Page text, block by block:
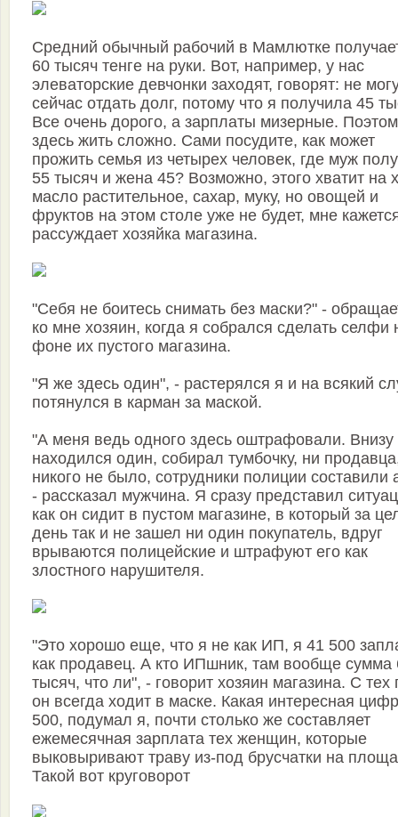
Средний обычный рабочий в Мамлютке
60 тысяч тенге на руки. Вот, например, у нас
элеваторские девчонки заходят, говорят: не
сейчас отдать долг, потому что я получила 45
Все очень дорого, а зарплаты мизерные.
здесь жить сложно. Сами посудите, как может
прожить семья из четырех человек, где муж
55 тысяч и жена 45? Возможно, этого хватит на
масло растительное, сахар, муку, но овощей и
фруктов на этом столе уже не будет, мне
рассуждает хозяйка магазина.
"Себя не боитесь снимать без маски?" -
ко мне хозяин, когда я собрался сделать селфи
фоне их пустого магазина.
"Я же здесь один", - растерялся я и на всякий
потянулся в карман за маской.
"А меня ведь одного здесь оштрафовали. Внизу
находился один, собирал тумбочку, ни
никого не было, сотрудники полиции составили
- рассказал мужчина. Я сразу представил
как он сидит в пустом магазине, в который за
день так и не зашел ни один покупатель, вдруг
врываются полицейские и штрафуют его как
злостного нарушителя.
"Это хорошо еще, что я не как ИП, я 41 500
как продавец. А кто ИПшник, там вообще сумма
тысяч, что ли", - говорит хозяин магазина. С тех
он всегда ходит в маске. Какая интересная
500, подумал я, почти столько же составляет
ежемесячная зарплата тех женщин, которые
выковыривают траву из-под брусчатки на
Такой вот круговорот